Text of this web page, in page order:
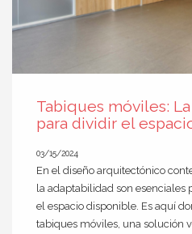
Tabiques móviles:
para dividir el
03/15/2024
En el diseño arquitectónico
la adaptabilidad son
el espacio disponible. Es aquí
tabiques móviles, una solución